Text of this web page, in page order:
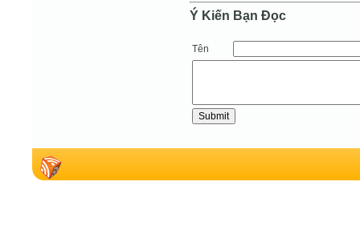
Ý Kiến Bạn Ðọc
Tên